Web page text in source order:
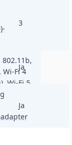
(2.4
802.11b,
Wi-Fi 4
Wi-Fi 5
Wi-Fi
s
3
Ja
Ja